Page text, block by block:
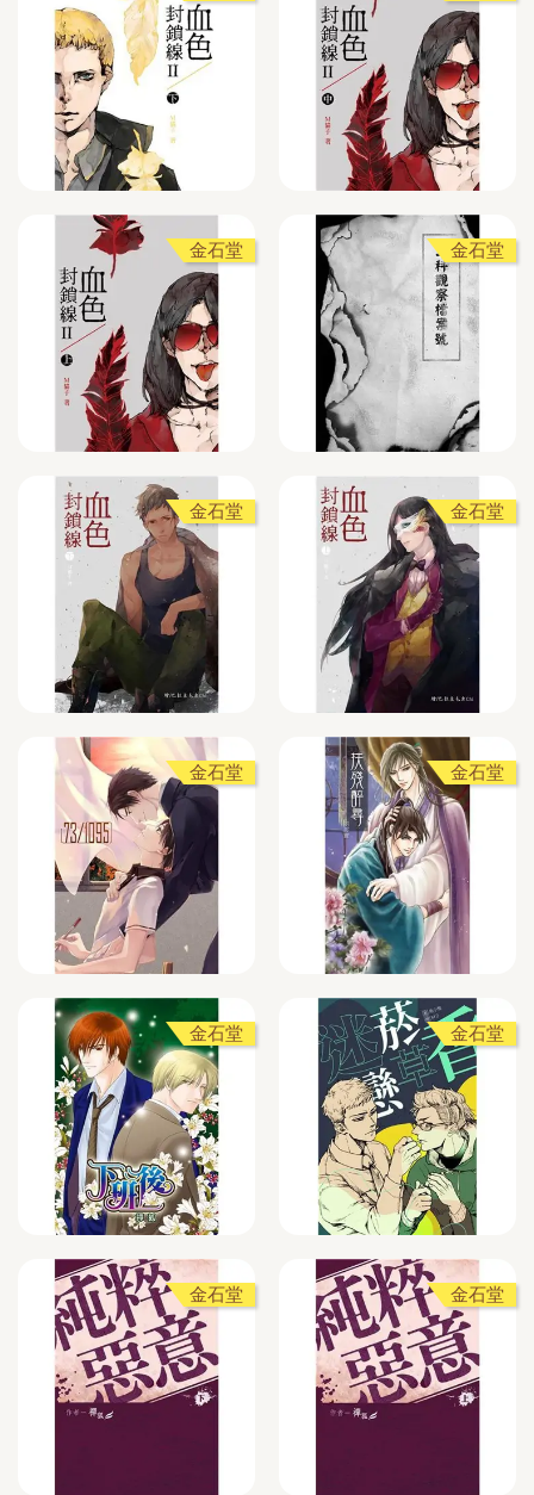
金石堂 金石堂
金石堂 金石堂
金石堂 金石堂
金石堂 金石堂
金石堂 金石堂